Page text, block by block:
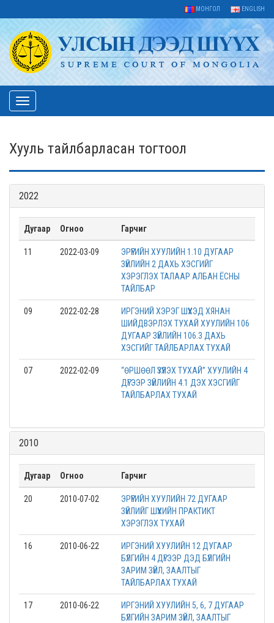
МОНГОЛ ENGLISH
Toggle
navigation
Хууль тайлбарласан тогтоол
2022
Дугаар Огноо Гарчиг
11 2022-03-09
ЭРҮҮГИЙН ХУУЛИЙН 1.10 ДУГААР
ЗҮЙЛИЙН 2 ДАХЬ ХЭСГИЙГ
ХЭРЭГЛЭХ ТАЛААР АЛБАН ЁСНЫ
ТАЙЛБАР
09 2022-02-28
ИРГЭНИЙ ХЭРЭГ ШҮҮХЭД ХЯНАН
ШИЙДВЭРЛЭХ ТУХАЙ ХУУЛИЙН 106
ДУГААР ЗҮЙЛИЙН 106.3 ДАХЬ
ХЭСГИЙГ ТАЙЛБАРЛАХ ТУХАЙ
07 2022-02-09
“ӨРШӨӨЛ ҮЗҮҮЛЭХ ТУХАЙ” ХУУЛИЙН 4
ДҮГЭЭР ЗҮЙЛИЙН 4.1 ДЭХ ХЭСГИЙГ
ТАЙЛБАРЛАХ ТУХАЙ
2010
Дугаар Огноо Гарчиг
20 2010-07-02
ЭРҮҮГИЙН ХУУЛИЙН 72 ДУГААР
ЗҮЙЛИЙГ ШҮҮХИЙН ПРАКТИКТ
ХЭРЭГЛЭХ ТУХАЙ
16 2010-06-22
ИРГЭНИЙ ХУУЛИЙН 12 ДУГААР
БҮЛГИЙН 4 ДҮГЭЭР ДЭД БҮЛГИЙН
ЗАРИМ ЗҮЙЛ, ЗААЛТЫГ
ТАЙЛБАРЛАХ ТУХАЙ
17 2010-06-22
ИРГЭНИЙ ХУУЛИЙН 5, 6, 7 ДУГААР
БҮЛГИЙН ЗАРИМ ЗҮЙЛ, ЗААЛТЫГ